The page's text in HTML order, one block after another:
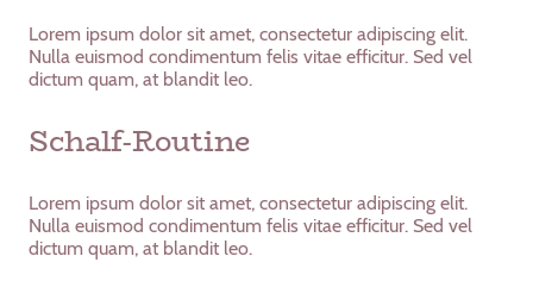
Lorem ipsum dolor sit amet, consectetur adipiscing elit.
Nulla euismod condimentum felis vitae efficitur. Sed vel
dictum quam, at blandit leo.
Schalf-Routine
Lorem ipsum dolor sit amet, consectetur adipiscing elit.
Nulla euismod condimentum felis vitae efficitur. Sed vel
dictum quam, at blandit leo.